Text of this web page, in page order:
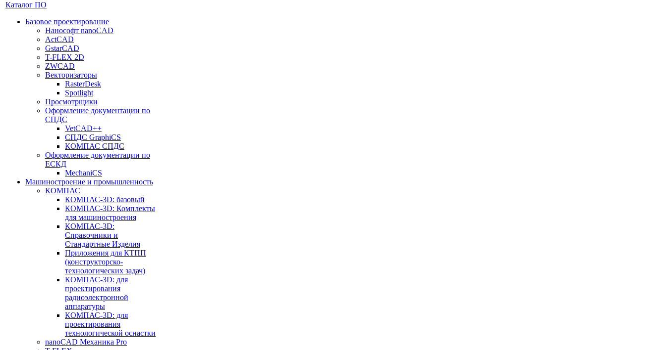
Каталог ПО
Базовое проектирование
Нанософт nanoCAD
ActCAD
GstarCAD
T-FLEX 2D
ZWCAD
Векторизаторы
RasterDesk
Spotlight
Просмотрщики
Оформление документации по
СПДС
VetCAD++
СПДС GraphiCS
КОМПАС СПДС
Оформление документации по
ЕСКД
MechaniCS
Машиностроение и промышленность
КОМПАС
КОМПАС-3D: базовый
КОМПАС-3D: Комплекты
для машиностроения
КОМПАС-3D:
Справочники и
Стандартные Изделия
Приложения для КТПП
(конструкторско-
технологических задач)
КОМПАС-3D: для
проектирования
радиоэлектронной
аппаратуры
КОМПАС-3D: для
проектирования
технологической оснастки
nanoCAD Механика Pro